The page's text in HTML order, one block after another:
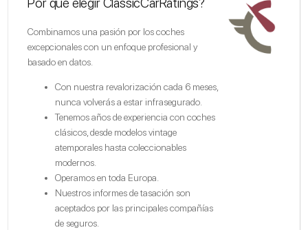
Por qué elegir ClassicCarRatings?
Combinamos una pasión por los coches
excepcionales con un enfoque profesional y
basado en datos.
Con nuestra revalorización cada 6 meses,
nunca volverás a estar infrasegurado.
Tenemos años de experiencia con coches
clásicos, desde modelos vintage
atemporales hasta coleccionables
modernos.
Operamos en toda Europa.
Nuestros informes de tasación son
aceptados por las principales compañías
de seguros.